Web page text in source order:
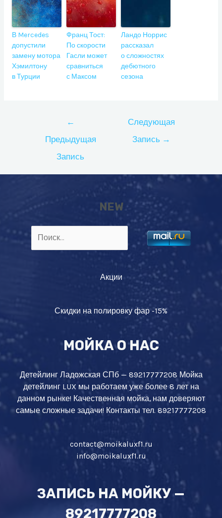
В Mercedes
допустили
замену мотора
Хэмилтону
в Турции
Франц Тост:
По скорости
Гасли может
сравниться
с Максом
Ландо Норрис
рассказал
о сложностях
дебютного
сезона
записям
←
Предыдущая
Запись
Следующая
Запись →
NEW
Акции
Скидки на полировку фар -15%
МОЙКА О НАС
Детейлинг Ладожская СПб — 89217777208 Мойка
детейлинг LUX мы работаем уже более 8 лет на
данном рынке! Качественная мойка, нам доверяют
самые сложные задачи! Контакты тел. 89217777208
contact@moikaluxf1.ru
info@moikaluxf1.ru
ЗАПИСЬ НА МОЙКУ —
89217777208